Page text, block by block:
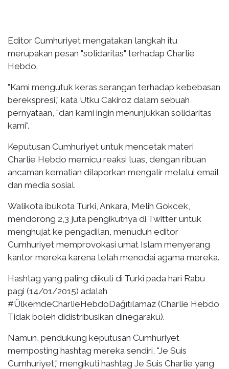
Editor Cumhuriyet mengatakan langkah itu
merupakan pesan "solidaritas" terhadap Charlie
Hebdo.
"Kami mengutuk keras serangan terhadap kebebasan
berekspresi," kata Utku Cakiroz dalam sebuah
pernyataan, "dan kami ingin menunjukkan solidaritas
kami".
Keputusan Cumhuriyet untuk mencetak materi
Charlie Hebdo memicu reaksi luas, dengan ribuan
ancaman kematian dilaporkan mengalir melalui email
dan media sosial.
Walikota ibukota Turki, Ankara, Melih Gokcek,
mendorong 2,3 juta pengikutnya di Twitter untuk
menghujat ke pengadilan, menuduh editor
Cumhuriyet memprovokasi umat Islam menyerang
kantor mereka karena telah menodai agama mereka.
Hashtag yang paling diikuti di Turki pada hari Rabu
pagi (14/01/2015) adalah
#ÜlkemdeCharlieHebdoDağıtılamaz (Charlie Hebdo
Tidak boleh didistribusikan dinegaraku).
Namun, pendukung keputusan Cumhuriyet
memposting hashtag mereka sendiri, "Je Suis
Cumhuriyet," mengikuti hashtag Je Suis Charlie yang